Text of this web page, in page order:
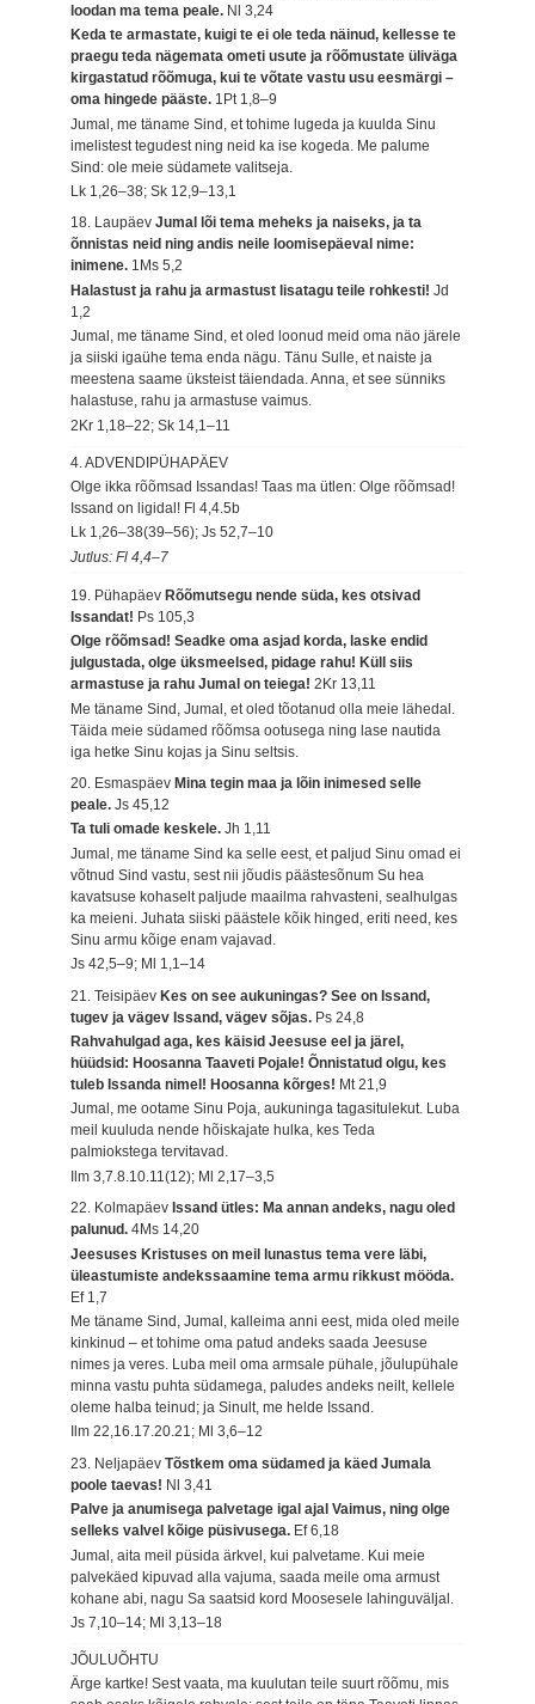
loodan ma tema peale. Nl 3,24
Keda te armastate, kuigi te ei ole teda näinud, kellesse te
praegu teda nägemata ometi usute ja rõõmustate üliväga
kirgastatud rõõmuga, kui te võtate vastu usu eesmärgi –
oma hingede pääste. 1Pt 1,8–9
Jumal, me täname Sind, et tohime lugeda ja kuulda Sinu
imelistest tegudest ning neid ka ise kogeda. Me palume
Sind: ole meie südamete valitseja.
Lk 1,26–38; Sk 12,9–13,1
18. LaupäevJumal lõi tema meheks ja naiseks, ja ta
õnnistas neid ning andis neile loomisepäeval nime:
inimene. 1Ms 5,2
Halastust ja rahu ja armastust lisatagu teile rohkesti!Jd
1,2
Jumal, me täname Sind, et oled loonud meid oma näo järele
ja siiski igaühe tema enda nägu. Tänu Sulle, et naiste ja
meestena saame üksteist täiendada. Anna, et see sünniks
halastuse, rahu ja armastuse vaimus.
2Kr 1,18–22; Sk 14,1–11
4. ADVENDIPÜHAPÄEV
Olge ikka rõõmsad Issandas! Taas ma ütlen: Olge rõõmsad!
Issand on ligidal! Fl 4,4.5b
Lk 1,26–38(39–56); Js 52,7–10
Jutlus: Fl 4,4–7
19. Pühapäev Rõõmutsegu nende süda, kes otsivad
Issandat! Ps 105,3
Olge rõõmsad! Seadke oma asjad korda, laske endid
julgustada, olge üksmeelsed, pidage rahu! Küll siis
armastuse ja rahu Jumal on teiega!2Kr 13,11
Me täname Sind, Jumal, et oled tõotanud olla meie lähedal.
Täida meie südamed rõõmsa ootusega ning lase nautida
iga hetke Sinu kojas ja Sinu seltsis.
20. Esmaspäev Mina tegin maa ja lõin inimesed selle
peale.Js 45,12
Ta tuli omade keskele.Jh 1,11
Jumal, me täname Sind ka selle eest, et paljud Sinu omad ei
võtnud Sind vastu, sest nii jõudis päästesõnum Su hea
kavatsuse kohaselt paljude maailma rahvasteni, sealhulgas
ka meieni. Juhata siiski päästele kõik hinged, eriti need, kes
Sinu armu kõige enam vajavad.
Js 42,5–9; Ml 1,1–14
21. TeisipäevKes on see aukuningas? See on Issand,
tugev ja vägev Issand, vägev sõjas. Ps 24,8
Rahvahulgad aga, kes käisid Jeesuse eel ja järel,
hüüdsid: Hoosanna Taaveti Pojale! Õnnistatud olgu, kes
tuleb Issanda nimel! Hoosanna kõrges! Mt 21,9
Jumal, me ootame Sinu Poja, aukuninga tagasitulekut. Luba
meil kuuluda nende hõiskajate hulka, kes Teda
palmiokstega tervitavad.
Ilm 3,7.8.10.11(12); Ml 2,17–3,5
22. Kolmapäev Issand ütles: Ma annan andeks, nagu oled
palunud.4Ms 14,20
Jeesuses Kristuses on meil lunastus tema vere läbi,
üleastumiste andekssaamine tema armu rikkust mööda.
Ef 1,7
Me täname Sind, Jumal, kalleima anni eest, mida oled meile
kinkinud – et tohime oma patud andeks saada Jeesuse
nimes ja veres. Luba meil oma armsale pühale, jõulupühale
minna vastu puhta südamega, paludes andeks neilt, kellele
oleme halba teinud; ja Sinult, me helde Issand.
Ilm 22,16.17.20.21; Ml 3,6–12
23. NeljapäevTõstkem oma südamed ja käed Jumala
poole taevas! Nl 3,41
Palve ja anumisega palvetage igal ajal Vaimus, ning olge
selleks valvel kõige püsivusega. Ef 6,18
Jumal, aita meil püsida ärkvel, kui palvetame. Kui meie
palvekäed kipuvad alla vajuma, saada meile oma armust
kohane abi, nagu Sa saatsid kord Moosesele lahinguväljal.
Js 7,10–14; Ml 3,13–18
JÕULUÕHTU
Ärge kartke! Sest vaata, ma kuulutan teile suurt rõõmu, mis